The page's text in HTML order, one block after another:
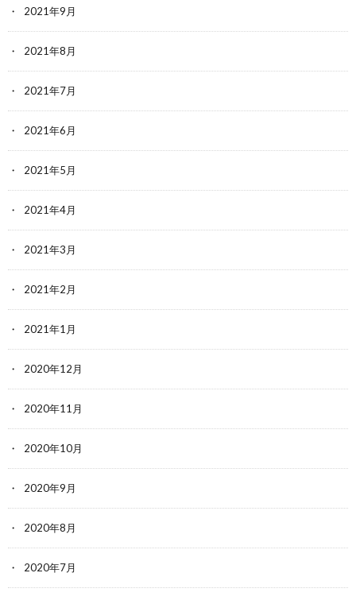
2021年9月
2021年8月
2021年7月
2021年6月
2021年5月
2021年4月
2021年3月
2021年2月
2021年1月
2020年12月
2020年11月
2020年10月
2020年9月
2020年8月
2020年7月